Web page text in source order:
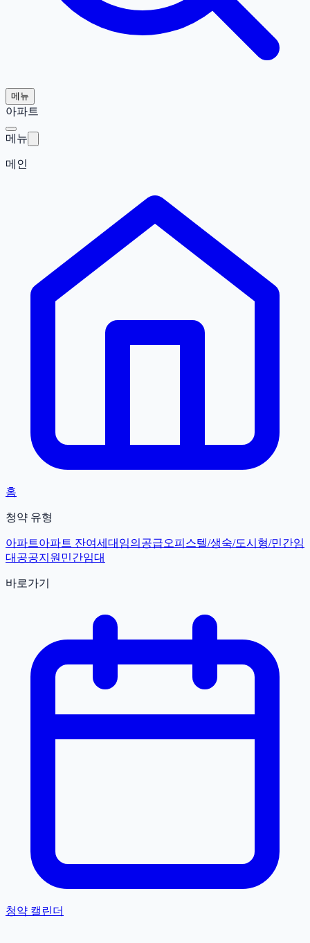
메뉴
아파트
메뉴
메인
홈
청약 유형
아파트아파트 잔여세대 임의공급오피스텔/생숙/도시형/민간임
대 공공지원민간임대
바로가기
청약 캘린더